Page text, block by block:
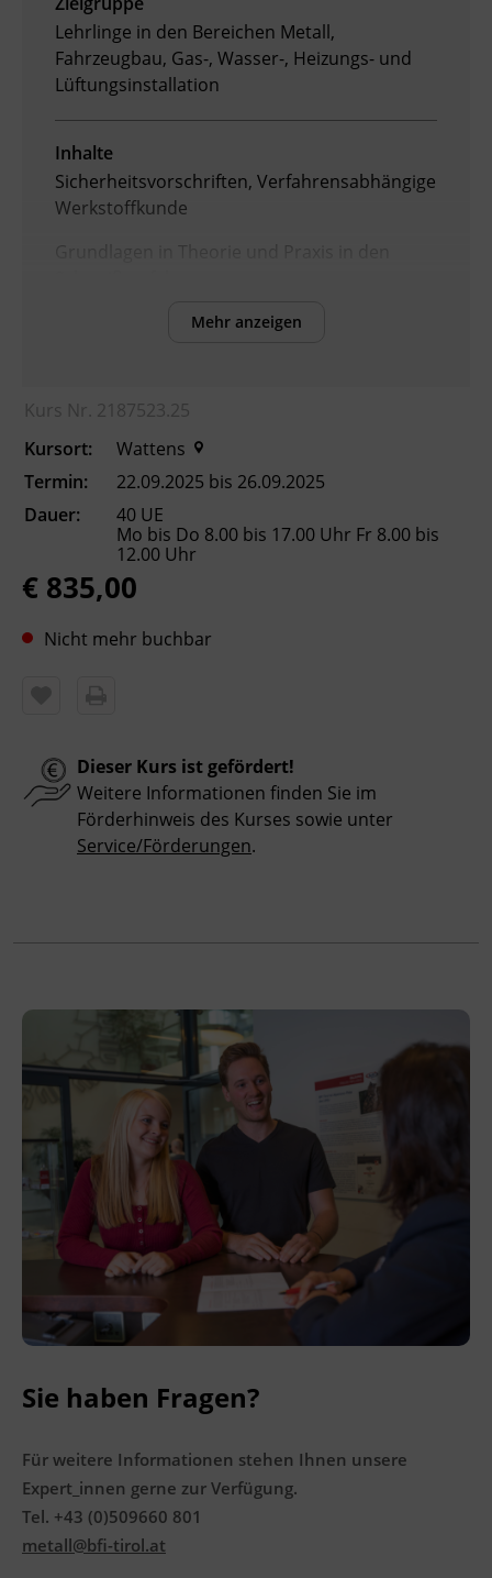
Ingenieurzertifizierung
Deutsch und Integration
Akademisches Studienzentrum
Digitales Lernen
BFI Reutte
BFI Schwaz
Lehrlinge in den Bereichen Metall,
Fahrzeugbau, Gas-, Wasser-, Heizungs- und
Lüftungsinstallation
Inhalte
Sicherheitsvorschriften, Verfahrensabhängige
Werkstoffkunde
Grundlagen in Theorie und Praxis in den
111 Lichtbogenhandschweißen (Elektro)
311 Gasschmelzschweißen (Autogen)
Kursformat
Präsenzunterricht
Leitung
Veranstaltungsort
BFI Tirol Ausbildungszentrum Metall Wattens
Auweg 5
6112 Wattens
Sie unterwww.mein-update.at
Terminübersicht
Mehr anzeigen
Kurs Nr. 2187523.25
Kursort:
Wattens
Termin:
22.09.2025 bis 26.09.2025
Dauer:
40 UE
Mo bis Do 8.00 bis 17.00 Uhr Fr 8.00 bis
12.00 Uhr
€ 835,00
Nicht mehr buchbar
Dieser Kurs ist gefördert!
Weitere Informationen finden Sie im
Förderhinweis des Kurses sowie unter
Service/Förderungen.
Sie haben Fragen?
Für weitere Informationen stehen Ihnen unsere
Expert_innen gerne zur Verfügung.
Tel. +43 (0)509660 801
metall@bfi-tirol.at